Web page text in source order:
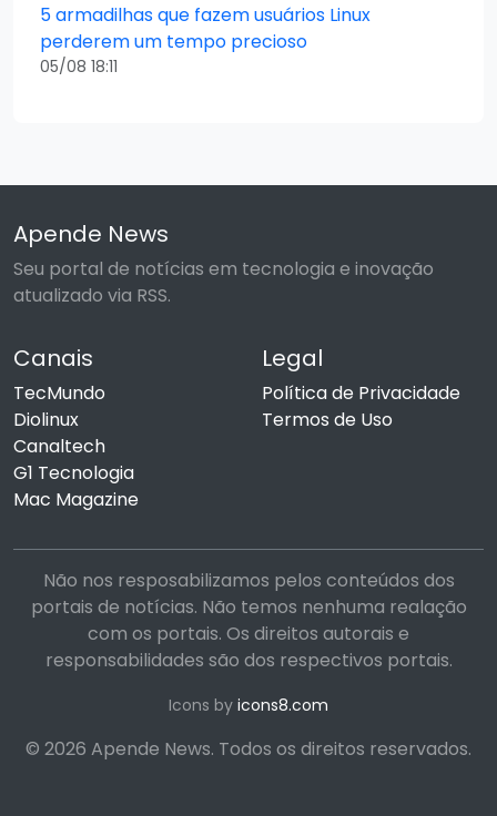
5 armadilhas que fazem usuários Linux
perderem um tempo precioso
05/08 18:11
Apende News
Seu portal de notícias em tecnologia e inovação
atualizado via RSS.
Canais
TecMundo
Diolinux
Canaltech
G1 Tecnologia
Mac Magazine
Legal
Política de Privacidade
Termos de Uso
Não nos resposabilizamos pelos conteúdos dos
portais de notícias. Não temos nenhuma realação
com os portais. Os direitos autorais e
responsabilidades são dos respectivos portais.
Icons by icons8.com
© 2026 Apende News. Todos os direitos reservados.